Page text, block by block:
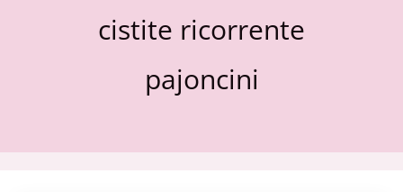
cistite ricorrente
pajoncini